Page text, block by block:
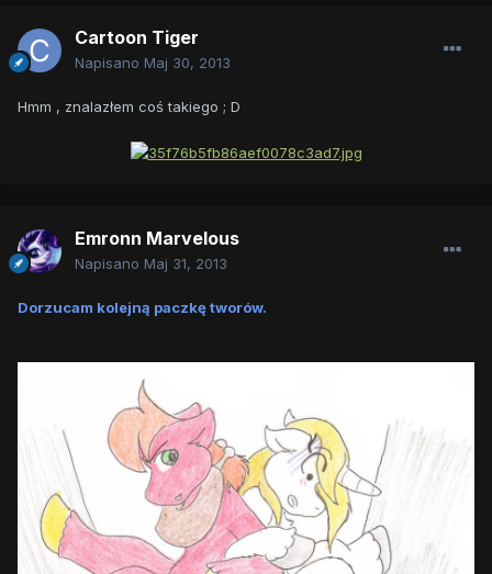
Cartoon Tiger
Napisano Maj 30, 2013
Hmm , znalazłem coś takiego ; D
Emronn Marvelous
Napisano Maj 31, 2013
Dorzucam kolejną paczkę tworów.